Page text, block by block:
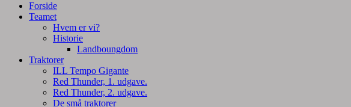
Forside
Teamet
Hvem er vi?
Historie
Landboungdom
Traktorer
ILL Tempo Gigante
Red Thunder, 1. udgave.
Red Thunder, 2. udgave.
De små traktorer